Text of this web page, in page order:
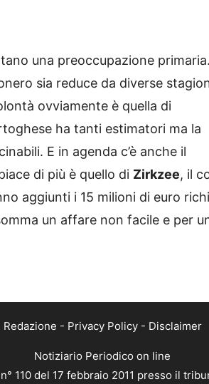
una preoccupazione
sia reduce da diverse
ovviamente è quella di
ha tanti estimatori ma la
E in agenda c’è anche il
di più è quello di Zirkzee, il
aggiunti i 15 milioni di euro
un affare non facile e per
Redazione - Privacy Policy- Disclaimer
Notiziario Periodico on line
110 del 17 febbraio 2011 presso il